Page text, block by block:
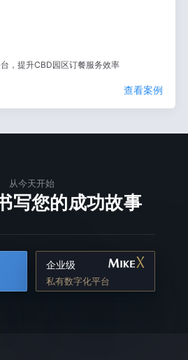
，提升CBD园区订餐服务效率
查看案例
从今天开始
写您的成功故事
企业级
私有数字化平台